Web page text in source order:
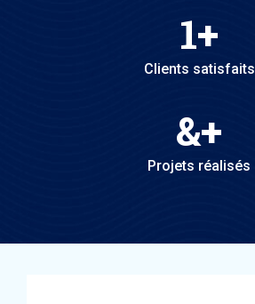
1+
Clients satisfaits
&+
Projets réalisés